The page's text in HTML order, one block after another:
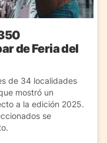
de Feria del
de 34 localidades
mostró un
a la edición 2025.
se